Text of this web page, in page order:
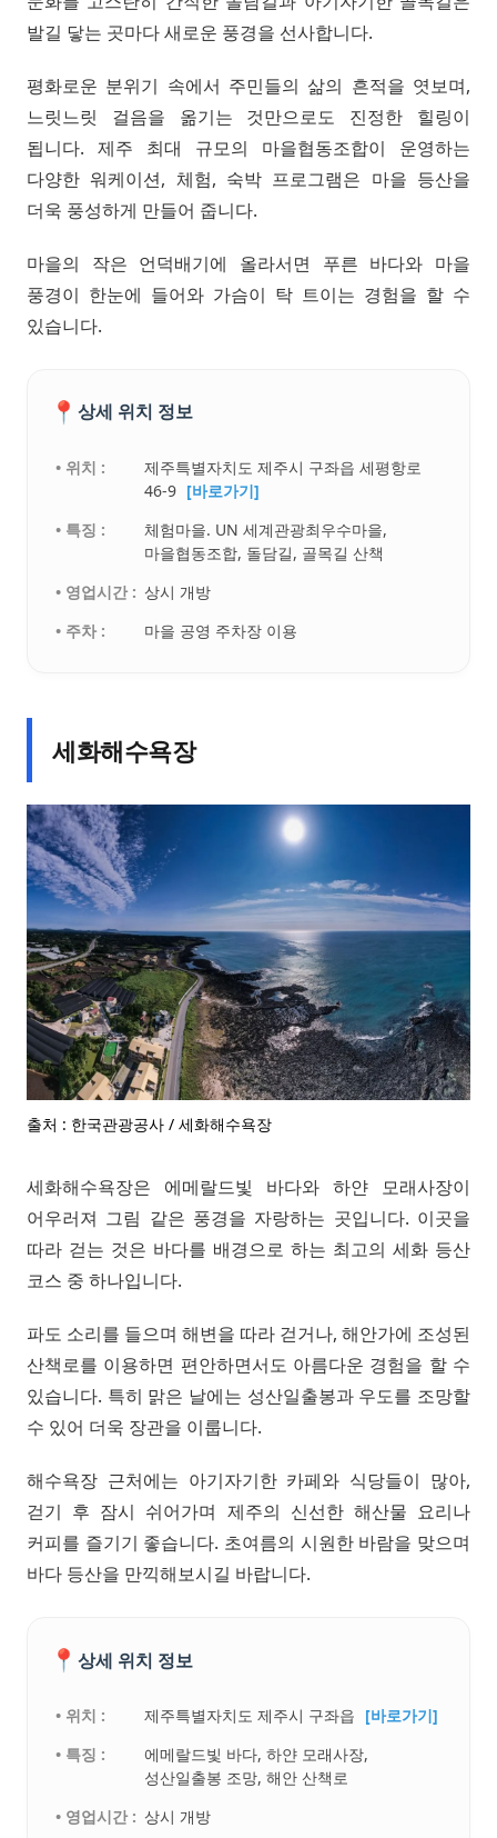
발길 닿는 곳마다 새로운 풍경을 선사합니다.
평화로운 분위기 속에서 주민들의 삶의 흔적을 엿보며,
느릿느릿 걸음을 옮기는 것만으로도 진정한 힐링이
됩니다. 제주 최대 규모의 마을협동조합이 운영하는
다양한 워케이션, 체험, 숙박 프로그램은 마을 등산을
더욱 풍성하게 만들어 줍니다.
마을의 작은 언덕배기에 올라서면 푸른 바다와 마을
풍경이 한눈에 들어와 가슴이 탁 트이는 경험을 할 수
있습니다.
📍 상세 위치 정보
• 위치 :
제주특별자치도 제주시 구좌읍 세평항로
46-9 [바로가기]
• 특징 :
체험마을. UN 세계관광최우수마을,
마을협동조합, 돌담길, 골목길 산책
• 영업시간 : 상시 개방
• 주차 :
마을 공영 주차장 이용
세화해수욕장
출처 : 한국관광공사 / 세화해수욕장
세화해수욕장은 에메랄드빛 바다와 하얀 모래사장이
어우러져 그림 같은 풍경을 자랑하는 곳입니다. 이곳을
따라 걷는 것은 바다를 배경으로 하는 최고의 세화 등산
코스 중 하나입니다.
파도 소리를 들으며 해변을 따라 걷거나, 해안가에 조성된
산책로를 이용하면 편안하면서도 아름다운 경험을 할 수
있습니다. 특히 맑은 날에는 성산일출봉과 우도를 조망할
수 있어 더욱 장관을 이룹니다.
해수욕장 근처에는 아기자기한 카페와 식당들이 많아,
걷기 후 잠시 쉬어가며 제주의 신선한 해산물 요리나
커피를 즐기기 좋습니다. 초여름의 시원한 바람을 맞으며
바다 등산을 만끽해보시길 바랍니다.
📍 상세 위치 정보
• 위치 : 제주특별자치도 제주시 구좌읍 [바로가기]
• 특징 :
에메랄드빛 바다, 하얀 모래사장,
성산일출봉 조망, 해안 산책로
• 영업시간 : 상시 개방